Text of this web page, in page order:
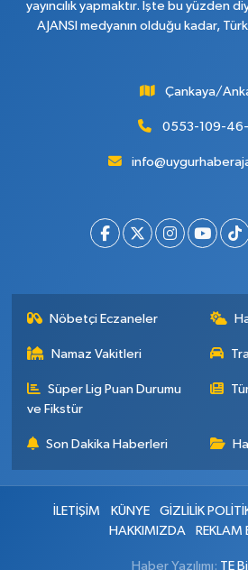
yayıncılık yapmaktır. İşte bu yüzden
AJANSI medyanın olduğu kadar,
Çankaya/
0553-109-
Nöbetçi Eczaneler
Namaz Vakitleri
Süper Lig Puan Durumu
ve Fikstür
Son Dakika Haberleri
İLETİŞİM KÜNYE GİZLİLİK
HAKKIMIZDA
REKLAM
Haber Yazılımı: TE